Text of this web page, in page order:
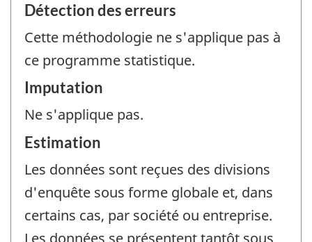
Détection des erreurs
Cette méthodologie ne s'applique pas à
ce programme statistique.
Imputation
Ne s'applique pas.
Estimation
Les données sont reçues des divisions
d'enquête sous forme globale et, dans
certains cas, par société ou entreprise.
Les données se présentent tantôt sous